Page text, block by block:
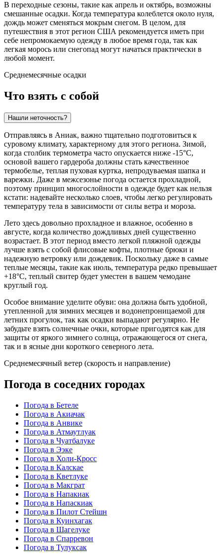
В переходные сезоны, такие как апрель и октябрь, возможны
смешанные осадки. Когда температура колеблется около нуля,
дождь может сменяться мокрым снегом. В целом, для
путешествия в этот регион США рекомендуется иметь при
себе непромокаемую одежду в любое время года, так как
легкая морось или снегопад могут начаться практически в
любой момент.
Среднемесячные осадки
Что взять с собой
Нашли неточность?
Отправляясь в Аниак, важно тщательно подготовиться к
суровому климату, характерному для этого региона. Зимой,
когда столбик термометра часто опускается ниже -15°C,
основой вашего гардероба должны стать качественное
термобелье, теплая пуховая куртка, непродуваемая шапка и
варежки. Даже в межсезонье погода остается прохладной,
поэтому принцип многослойности в одежде будет как нельзя
кстати: надевайте несколько слоев, чтобы легко регулировать
температуру тела в зависимости от силы ветра и мороза.
Лето здесь довольно прохладное и влажное, особенно в
августе, когда количество дождливых дней существенно
возрастает. В этот период вместо легкой пляжной одежды
лучше взять с собой флисовые кофты, плотные брюки и
надежную ветровку или дождевик. Поскольку даже в самые
теплые месяцы, такие как июль, температура редко превышает
+18°C, теплый свитер будет уместен в вашем чемодане
круглый год.
Особое внимание уделите обуви: она должна быть удобной,
утепленной для зимних месяцев и водонепроницаемой для
летних прогулок, так как осадки выпадают регулярно. Не
забудьте взять солнечные очки, которые пригодятся как для
защиты от яркого зимнего солнца, отражающегося от снега,
так и в ясные дни короткого северного лета.
Среднемесячный ветер (скорость и направление)
Погода в соседних городах
Погода в Бетеле
Погода в Акиачак
Погода в Анвике
Погода в Атмаутлуак
Погода в Чуатбалуке
Погода в Ээке
Погода в Холи-Кросс
Погода в Калскае
Погода в Кветлуке
Погода в Макграт
Погода в Напакиак
Погода в Напаскиак
Погода в Пилот Стейшн
Погода в Куинхагак
Погода в Шагелуке
Погода в Спарревон
Погода в Тулуксак